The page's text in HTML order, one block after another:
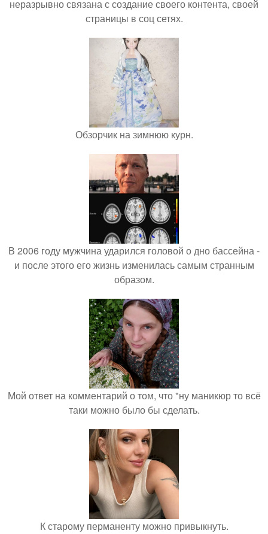
неразрывно связана с создание своего контента, своей
страницы в соц сетях.
Обзорчик на зимнюю курн.
В 2006 году мужчина ударился головой о дно бассейна -
и после этого его жизнь изменилась самым странным
образом.
Мой ответ на комментарий о том, что "ну маникюр то всё
таки можно было бы сделать.
К старому перманенту можно привыкнуть.